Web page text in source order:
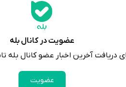
عضویت در کانال بله
دریافت آخرین اخبار عضو کانال بله
عضویت